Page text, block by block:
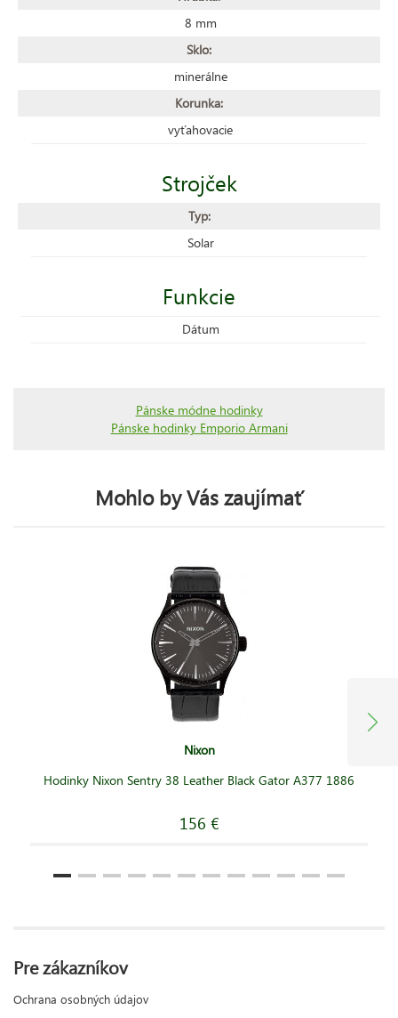
8 mm
Sklo:
minerálne
Korunka:
vyťahovacie
Strojček
Typ:
Solar
Funkcie
Dátum
Pánske módne hodinky
Pánske hodinky Emporio Armani
Mohlo by Vás zaujímať
Nixon
Hodinky Nixon Sentry 38 Leather Black Gator A377 1886
156 €
Pre zákazníkov
Ochrana osobných údajov